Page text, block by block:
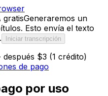
gratisGeneraremos un
Esto envía el texto
Iniciar transcripción
$3 (1 crédito)
de pago
por uso